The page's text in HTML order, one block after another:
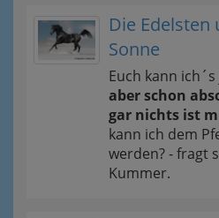
Die Edelsten
Sonne
Euch kann
aber schon
gar nichts ist
kann ich dem
werden? - fragt
Kummer.